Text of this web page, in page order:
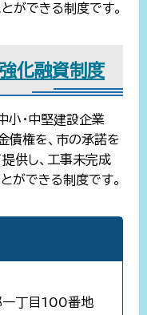
ができる制度です。
化融資制度
小・中堅建設企業
債権を、市の承諾を
供し、工事未完成
ができる制度です。
丁目100番地